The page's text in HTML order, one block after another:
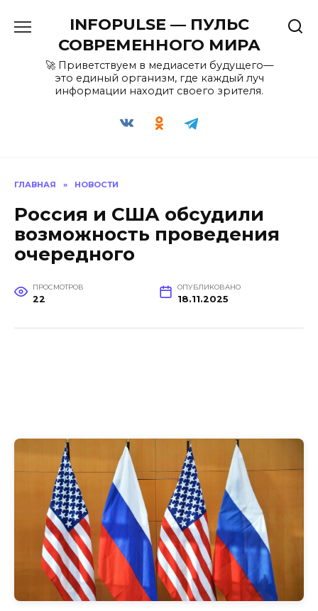
содержанию
INFOPULSE — ПУЛЬС
СОВРЕМЕННОГО МИРА
🚀 Приветствуем в медиасети будущего—
это единый организм, где каждый луч
информации находит своего зрителя.
ГЛАВНАЯ » НОВОСТИ
Россия и США обсудили
возможность проведения
очередного
ПРОСМОТРОВ
22
ОПУБЛИКОВАНО
18.11.2025